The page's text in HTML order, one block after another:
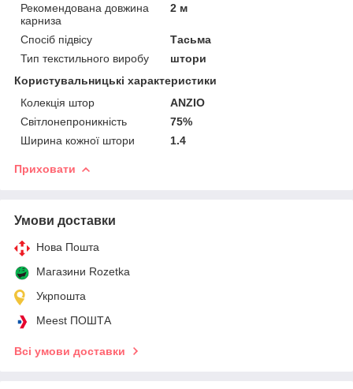
Рекомендована довжина
карниза
2 м
Спосіб підвісу
Тасьма
Тип текстильного виробу
штори
Користувальницькі характеристики
Колекція штор
ANZIO
Світлонепроникність
75%
Ширина кожної штори
1.4
Приховати
Умови доставки
Нова Пошта
Магазини Rozetka
Укрпошта
Meest ПОШТА
Всі умови доставки